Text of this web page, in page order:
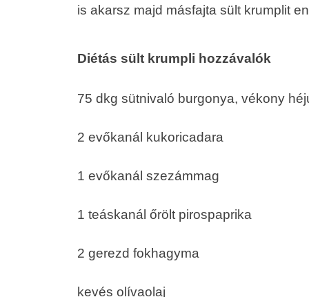
is akarsz majd másfajta sült krumplit
Diétás sült krumpli hozzávalók
75 dkg sütnivaló burgonya, vékony
2 evőkanál kukoricadara
1 evőkanál szezámmag
1 teáskanál őrölt pirospaprika
2 gerezd fokhagyma
kevés olívaolaj